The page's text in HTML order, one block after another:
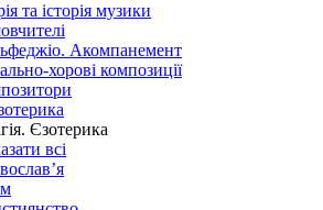
та історія музики
Акомпанемент
хорові композиції
Єзотерика
всі